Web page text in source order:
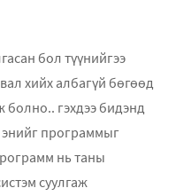
бол түүнийгээ
хийх албагүй бөгөөд
гэхдээ бидэнд
энийг программыг
нь таны
суулгаж